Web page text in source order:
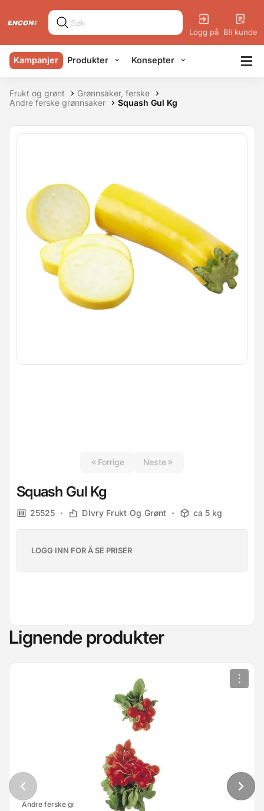
Logg på Bli kunde
Kampanjer Produkter Konsepter
Frukt og grønt
Grønnsaker, ferske
Andre ferske grønnsaker
Squash Gul Kg
Forrige Neste
Squash Gul Kg
25525 Dlvry Frukt Og Grønt ca 5 kg
LOGG INN FOR Å SE PRISER
Lignende produkter
Andre ferske grønnsaker